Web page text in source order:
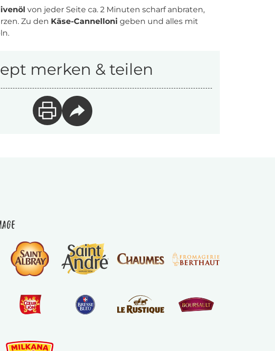
von jeder Seite ca. 2 Minuten scharf anbraten,
Zu den Käse-Cannelloni geben und alles mit
merken & teilen